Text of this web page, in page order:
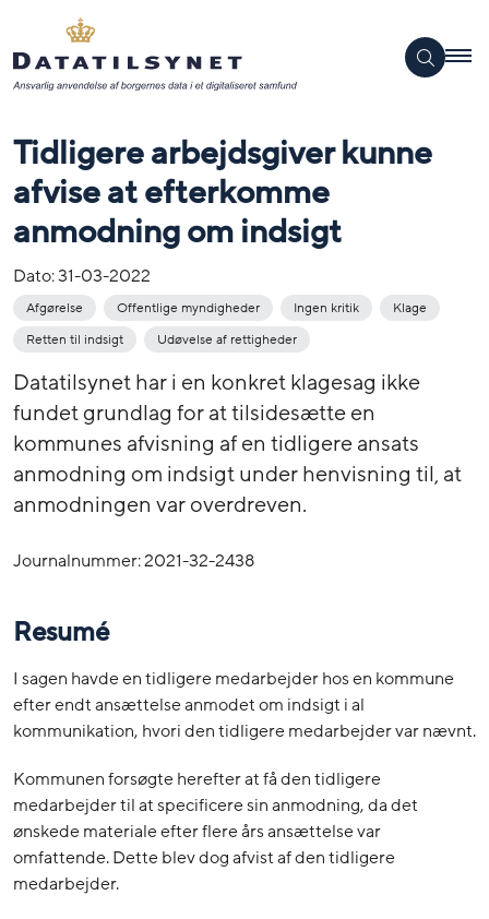
Tidligere arbejdsgiver kunne
afvise at efterkomme
anmodning om indsigt
Dato:31-03-2022
Afgørelse Offentlige myndigheder Ingen kritik
Klage
Retten til indsigt
Udøvelse af rettigheder
Datatilsynet har i en konkret klagesag ikke
fundet grundlag for at tilsidesætte en
kommunes afvisning af en tidligere ansats
anmodning om indsigt under henvisning til, at
anmodningen var overdreven.
Journalnummer: 2021-32-2438
Resumé
I sagen havde en tidligere medarbejder hos en kommune
efter endt ansættelse anmodet om indsigt i al
kommunikation, hvori den tidligere medarbejder var nævnt.
Kommunen forsøgte herefter at få den tidligere
medarbejder til at specificere sin anmodning, da det
ønskede materiale efter flere års ansættelse var
omfattende. Dette blev dog afvist af den tidligere
medarbejder.